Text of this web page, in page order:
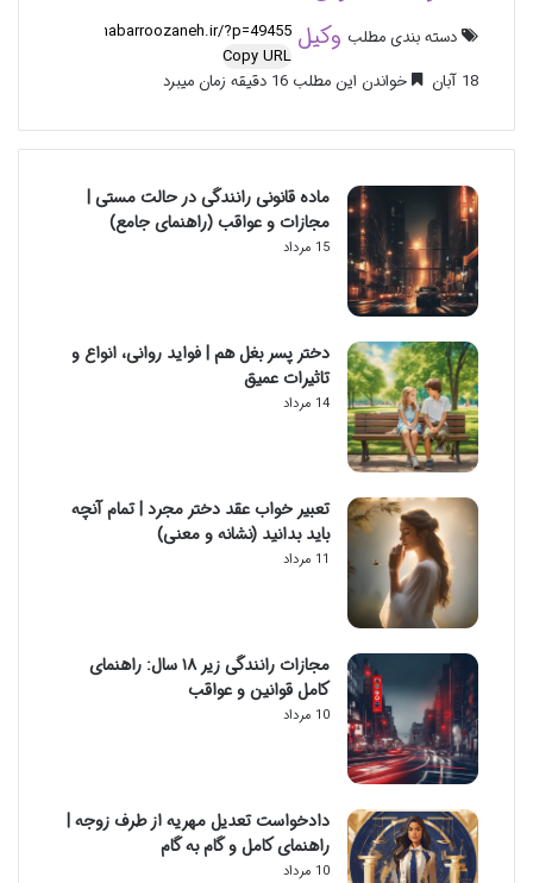
دسته بندی مطلب وکیل
Copy URL
18 آبان
خواندن این مطلب 16 دقیقه زمان میبرد
ماده قانونی رانندگی در حالت مستی |
مجازات و عواقب (راهنمای جامع)
15 مرداد
دختر پسر بغل هم | فواید روانی، انواع و
تاثیرات عمیق
14 مرداد
تعبیر خواب عقد دختر مجرد | تمام آنچه
باید بدانید (نشانه و معنی)
11 مرداد
مجازات رانندگی زیر ۱۸ سال: راهنمای
کامل قوانین و عواقب
10 مرداد
دادخواست تعدیل مهریه از طرف زوجه |
راهنمای کامل و گام به گام
10 مرداد